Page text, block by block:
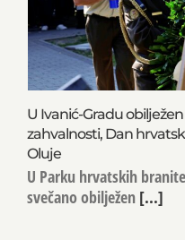
U Ivanić-Gradu
zahvalnosti, Dan
Oluje
U Parku hrvatskih
svečano obilježen [...]